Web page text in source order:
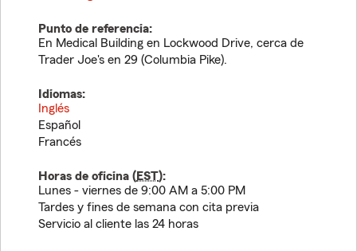
Punto de referencia:
En Medical Building en Lockwood Drive, cerca de
Trader Joe's en 29 (Columbia Pike).
Idiomas:
Inglés
Español
Francés
Horas de oficina (EST):
Lunes - viernes de 9:00 AM a 5:00 PM
Tardes y fines de semana con cita previa
Servicio al cliente las 24 horas